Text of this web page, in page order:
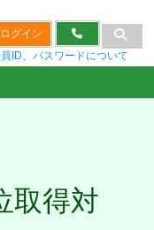
ログイン
ID、パスワードについて
取得対